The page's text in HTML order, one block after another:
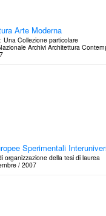
Arte Moderna
Una Collezione particolare
Archivi Architettura
Sperimentali
organizzazione della tesi di laurea
/ 2007